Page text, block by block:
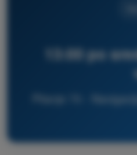
13:00 po
Pitanje 70 -